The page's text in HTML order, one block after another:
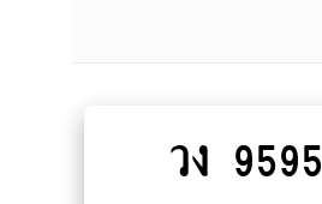
to
วง 9595